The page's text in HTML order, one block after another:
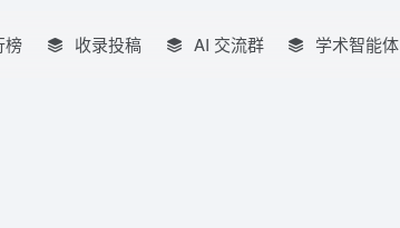
榜 收录投稿 AI 交流群 学术智能体